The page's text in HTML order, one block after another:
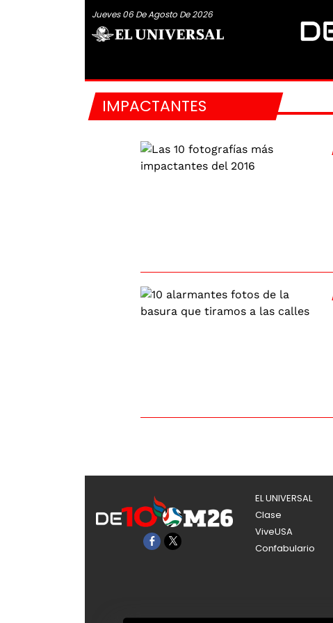
Jueves 06 De Agosto De 2026
IMPACTANTES
EL UNIVERSAL
Clase
ViveUSA
Confabulario